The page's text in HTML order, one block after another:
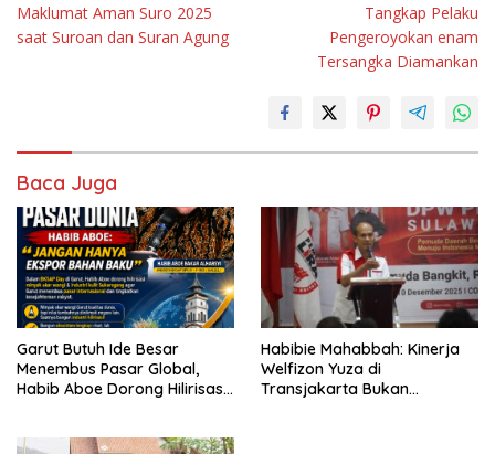
Maklumat Aman Suro 2025
saat Suroan dan Suran Agung
Tangkap Pelaku
Pengeroyokan enam
Tersangka Diamankan
Baca Juga
Garut Butuh Ide Besar
Menembus Pasar Global,
Habib Aboe Dorong Hilirisasi
Habibie Mahabbah: Kinerja
Welfizon Yuza di
Transjakarta Bukan